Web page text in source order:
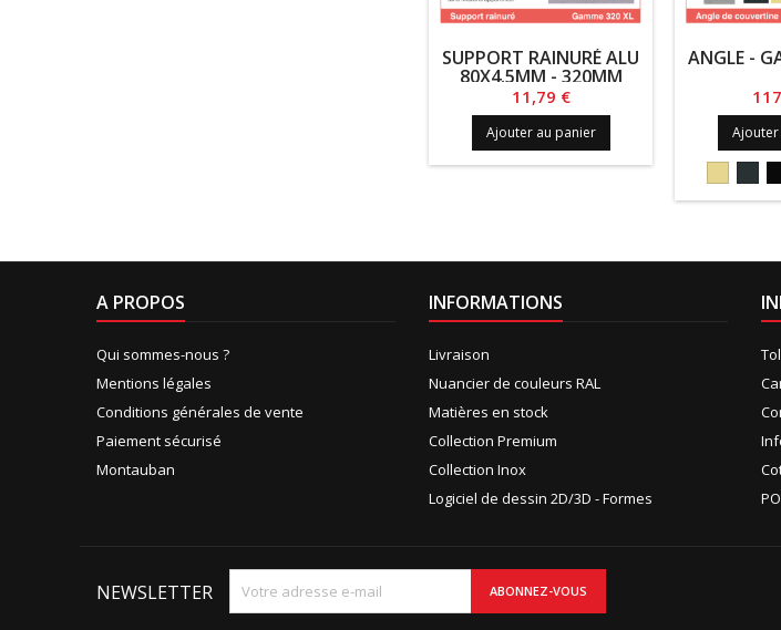
SUPPORT RAINURÉ ALU
80X4.5MM - 320MM
Prix
11,79 €
Ajouter au panier
ANGLE -
Prix
A PROPOS
Qui sommes-nous ?
Mentions légales
Conditions générales de vente
Paiement sécurisé
Montauban
INFORMATIONS
Livraison
Nuancier de couleurs RAL
Matières en stock
Collection Premium
Collection Inox
Logiciel de dessin 2D/3D - Formes
NEWSLETTER